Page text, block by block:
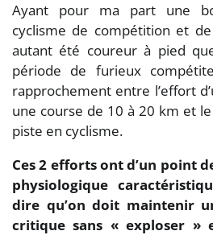
Ayant pour ma part une
cyclisme de compétition et de
autant été coureur à pied
période de furieux
rapprochement entre l’effort
une course de 10 à 20 km et
piste en cyclisme.
Ces 2 efforts ont d’un point
physiologique
dire qu’on doit maintenir
critique sans « exploser »